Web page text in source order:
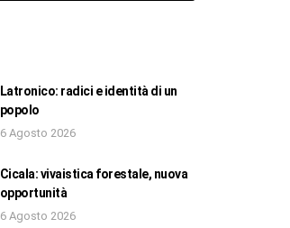
Latronico: radici e identità di un
popolo
6 Agosto 2026
Cicala: vivaistica forestale, nuova
opportunità
6 Agosto 2026